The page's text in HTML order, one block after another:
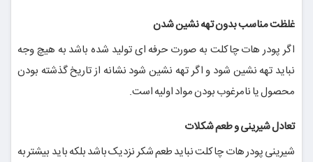
غلظت مناسب بدون تهه نشین شدن
اگر پودر هات چاکلت به صورت حرفه ای تولید شده باشد به هیچ وجه
نباید تهه نشین شود و اگر تهه نشین شود نشانه از تاریخ گذشته بودن
محصول یا نامرغوب بودن مواد اولیه است.
تعادل شیرینی و طعم شکلات
شیرینی پودر هات چاکلت نباید طعم شکر نزدیک باشد بلکه باید بیشتر به